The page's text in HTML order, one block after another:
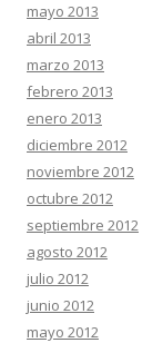
mayo 2013
abril 2013
marzo 2013
febrero 2013
enero 2013
diciembre 2012
noviembre 2012
octubre 2012
septiembre 2012
agosto 2012
julio 2012
junio 2012
mayo 2012